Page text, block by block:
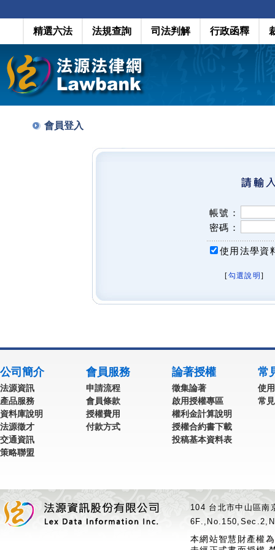
精選六法 法規查詢 司法判解 行政函釋
會員登入
帳號：
密碼：
使用法學資
[勾選說明 ]
公司簡介
法源資訊
產品服務
資料庫說明
法源徵才
交通資訊
策略聯盟
會員服務
申請流程
會員條款
授權費用
付款方式
論著授權
徵集論著
啟用授權專區
權利金計算說明
授權合約書下載
投稿基本資料表
常
使
常
104 台北市中山區
本網站智慧財產權